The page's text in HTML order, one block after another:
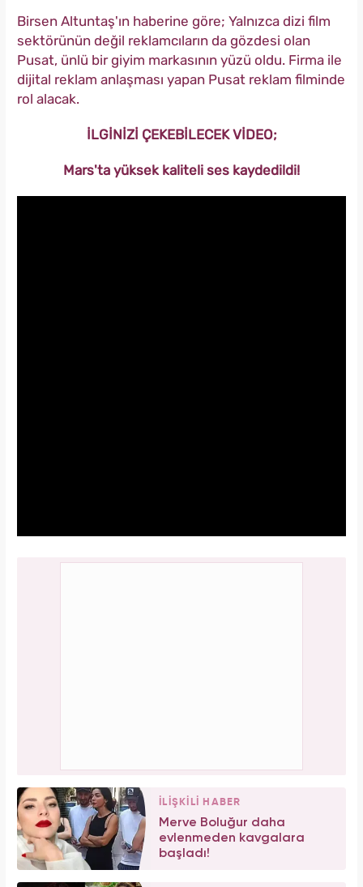
Birsen Altuntaş'ın haberine göre; Yalnızca dizi film
sektörünün değil reklamcıların da gözdesi olan
Pusat, ünlü bir giyim markasının yüzü oldu. Firma ile
dijital reklam anlaşması yapan Pusat reklam filminde
rol alacak.
İLGİNİZİ ÇEKEBİLECEK VİDEO;
Mars'ta yüksek kaliteli ses kaydedildi!
İLİŞKİLİ HABER
Merve Boluğur daha
evlenmeden kavgalara
başladı!